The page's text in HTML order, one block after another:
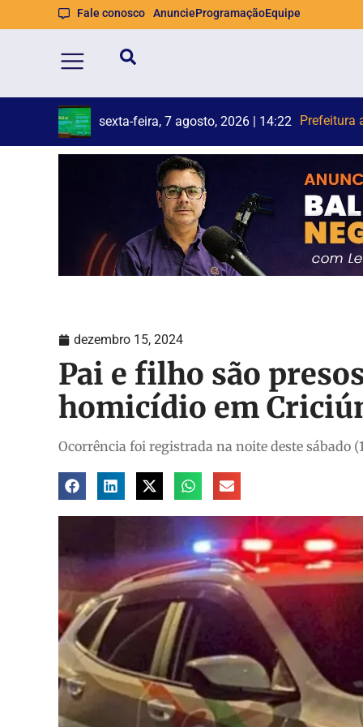
Fale conosco AnuncieProgramaçãoEquipe
sexta-feira, 7 agosto, 2026 | 14:21 Homem
Trecho da
dezembro 15, 2024
Pai e filho são
homicídio em
Ocorrência foi registrada na noite deste sábado